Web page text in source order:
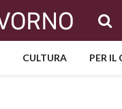
CULTURA PER